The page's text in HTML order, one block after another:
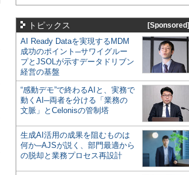
トピックス [Sponsored]
AI Ready Dataを実現するMDM
成功のポイント─サワイグルー
プとJSOLが示すデータドリブン
経営の基盤
“感動デモ”で終わるAIと、実務で
動くAI─両者を分ける「業務の
文脈」とCelonisの管制塔
生成AI活用の成果を阻むものは
何か─AJSが説く、部門最適から
の脱却と業務プロセス再設計